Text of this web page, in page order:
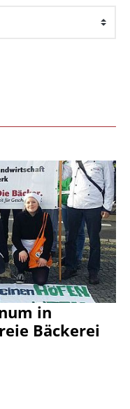
in
Bäckerei